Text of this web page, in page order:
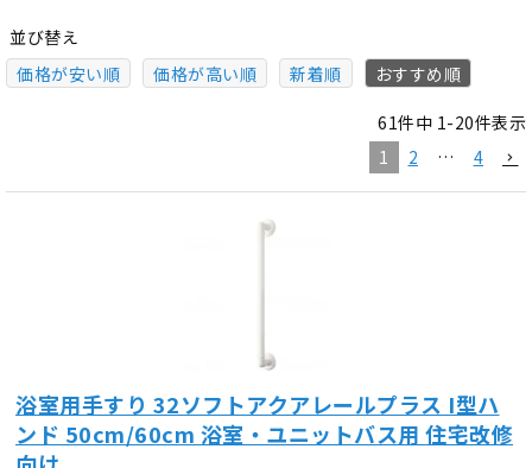
並び替え
価格が安い順
価格が高い順 新着順 おすすめ順
61件中 1-20件表示
1
2 … 4
浴室用手すり 32ソフトアクアレールプラス I型ハ
ンド 50cm/60cm 浴室・ユニットバス用 住宅改修